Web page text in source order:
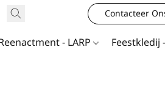
Contacteer
- LARP Feestkledij